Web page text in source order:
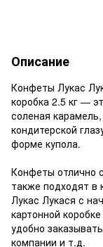
Описание
Конфеты Лукас
коробка 2.5 кг —
соленая
кондитерской
форме купола.
Конфеты отлично
также подходят в
Лукас Лукася с
картонной
удобно
компании и т.д.